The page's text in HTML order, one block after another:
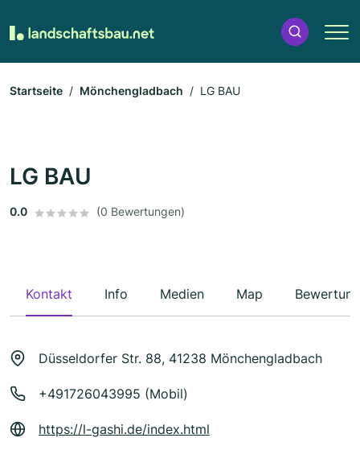
Startseite Mönchengladbach LG BAU
LG BAU
0.0 (0 Bewertungen)
Kontakt Info Medien Map
Düsseldorfer Str. 88, 41238 Mönchengladbach
+491726043995 (Mobil)
https://l-gashi.de/index.html